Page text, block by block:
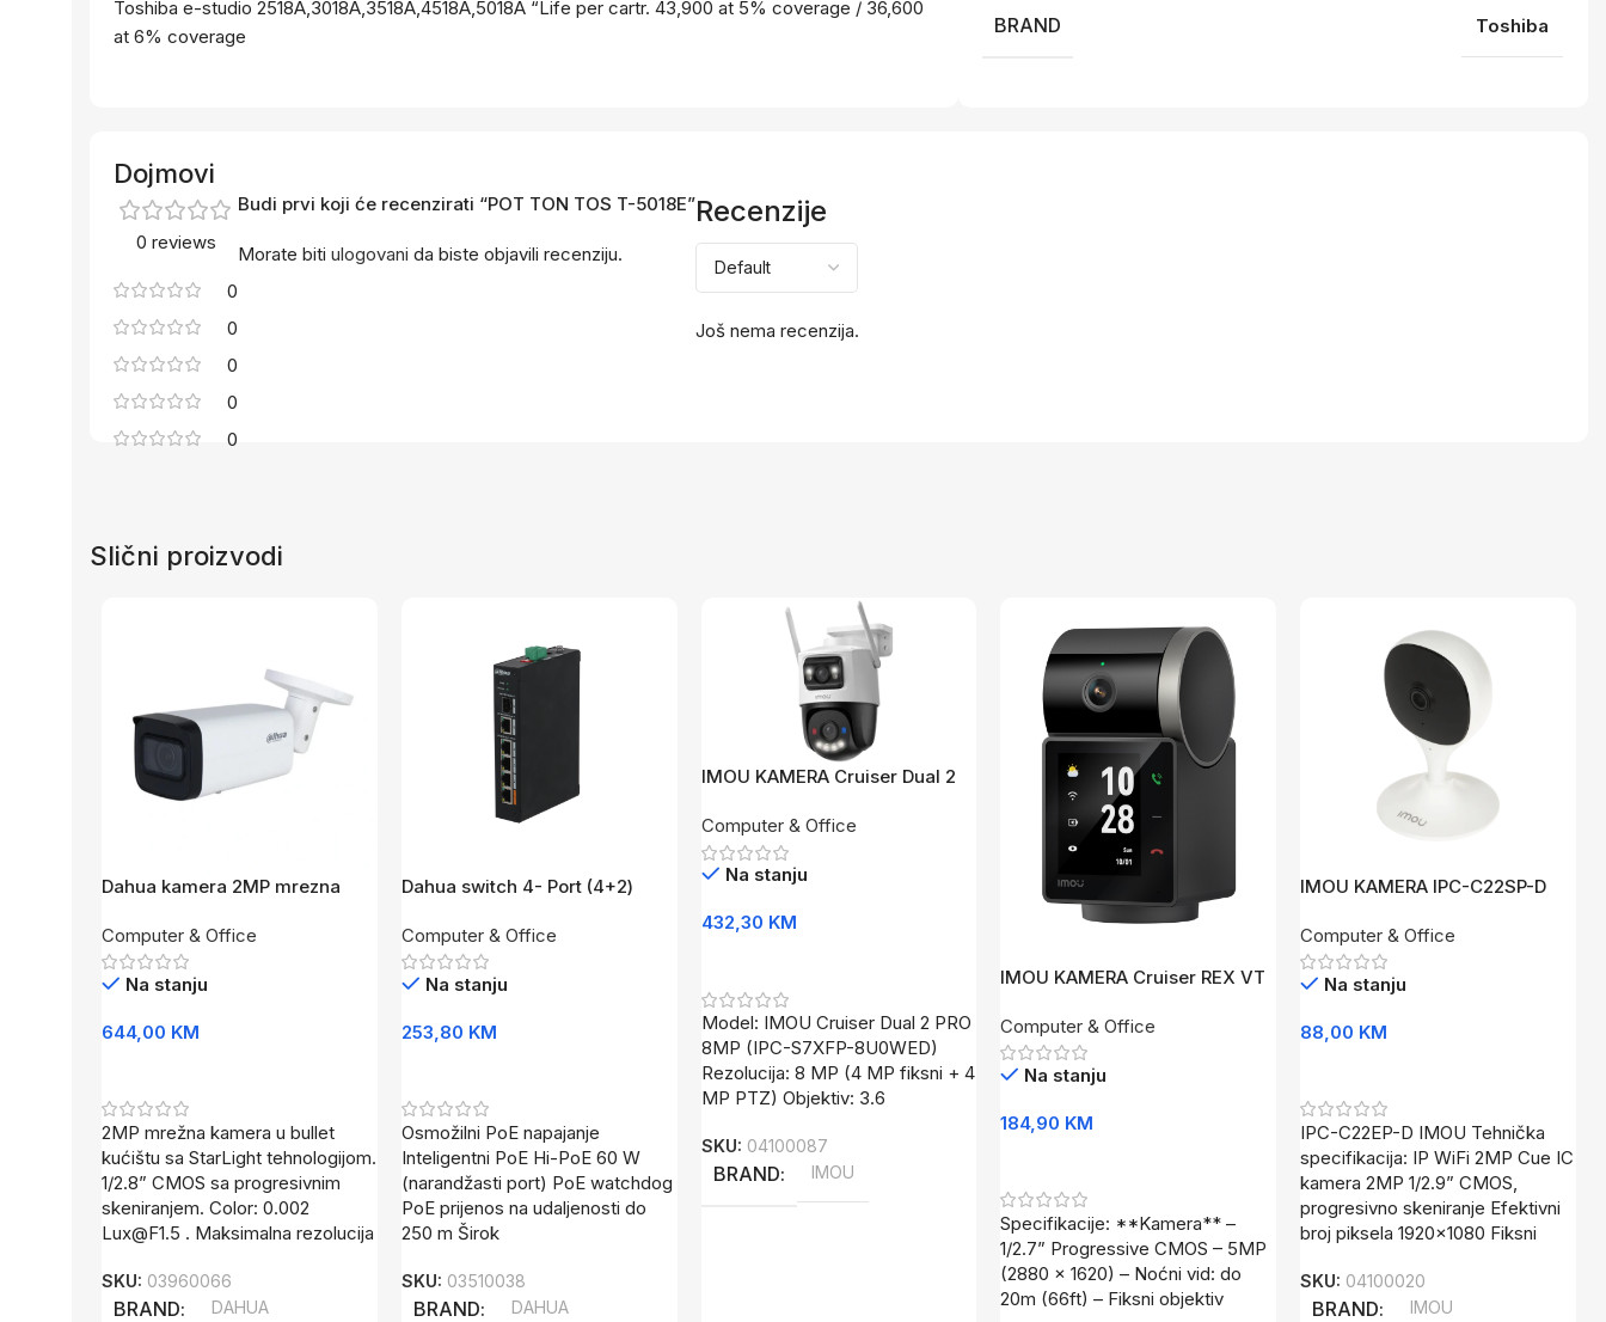
Toshiba e-studio 2518A,3018A,3518A,4518A,5018A “Life per cartr. 43,900 at 5% coverage / 36,600
at 6% coverage
BRAND Toshiba
Dojmovi
0 reviews
0
0
0
0
0
Recenzije
Još nema recenzija.
Budi prvi koji će recenzirati “POT TON TOS T-5018E”
Morate biti ulogovani da biste objavili recenziju.
Slični proizvodi
Dahua kamera 2MP mrezna
ZAS-27135
Computer & Office
Na stanju
644,00 KM
2MP mrežna kamera u bullet
kućištu sa StarLight tehnologijom.
1/2.8” CMOS sa progresivnim
skeniranjem. Color: 0.002
Lux@F1.5 . Maksimalna rezolucija
SKU: 03960066
BRAND DAHUA
Dahua switch 4- Port (4+2)
60-V2
Computer & Office
Na stanju
253,80 KM
Osmožilni PoE napajanje
Inteligentni PoE Hi-PoE 60 W
(narandžasti port) PoE watchdog
PoE prijenos na udaljenosti do
250 m Širok
SKU: 03510038
BRAND DAHUA
IMOU KAMERA Cruiser Dual 2
S7XFP-8U0WED
Computer & Office
Na stanju
432,30 KM
Model: IMOU Cruiser Dual 2 PRO
8MP (IPC-S7XFP-8U0WED)
Rezolucija: 8 MP (4 MP fiksni + 4
MP PTZ) Objektiv: 3.6
SKU: 04100087
BRAND IMOU
IMOU KAMERA Cruiser REX VT
Computer & Office
Na stanju
184,90 KM
Specifikacije: **Kamera** –
1/2.7” Progressive CMOS – 5MP
(2880 x 1620) – Noćni vid: do
20m (66ft) – Fiksni objektiv
IMOU KAMERA IPC-C22SP-D
Computer & Office
Na stanju
88,00 KM
IPC-C22EP-D IMOU Tehnička
specifikacija: IP WiFi 2MP Cue IC
kamera 2MP 1/2.9” CMOS,
progresivno skeniranje Efektivni
broj piksela 1920×1080 Fiksni
SKU: 04100020
BRAND IMOU